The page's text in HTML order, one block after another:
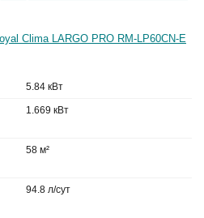
5.84 кВт
1.669 кВт
58 м²
94.8 л/сут